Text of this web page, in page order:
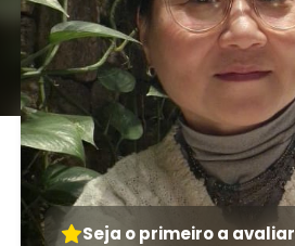
Seja o primeiro a avaliar